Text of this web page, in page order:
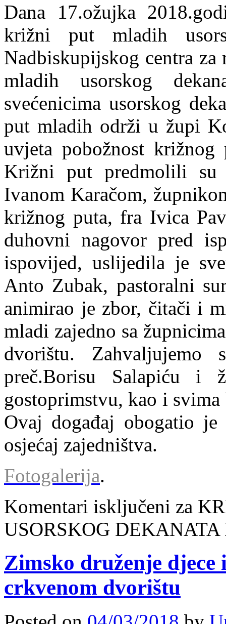
Dana 17.ožujka
križni put mladih
Nadbiskupijskog centra
mladih usorskog
svećenicima usorskog
put mladih održi u župi
uvjeta pobožnost
Križni put predmolili su
Ivanom Karačom,
križnog puta, fra Ivica
duhovni nagovor pred
ispovijed, uslijedila je
Anto Zubak, pastoralni
animirao je zbor, čitači i
mladi zajedno sa
dvorištu. Zahvaljujemo
preč.Borisu Salapiću i
gostoprimstvu, kao i
Ovaj događaj obogatio
osjećaj zajedništva.
Fotogalerija.
Komentari isključeni za
USORSKOG DEKANATA
Zimsko druženje djece
crkvenom dvorištu